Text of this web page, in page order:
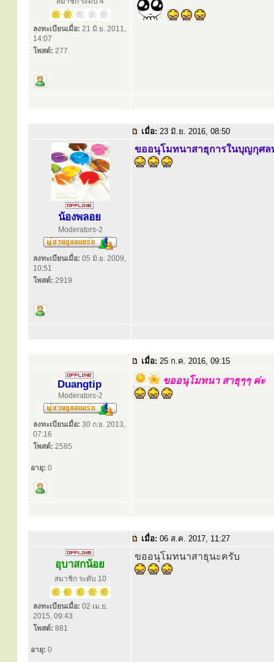
ลงทะเบียนเมื่อ: 21 มิ.ย. 2011,
14:07
โพสต์: 277
เมื่อ: 23 มิ.ย. 2016, 08:50
น้องพลอย
Moderators-2
ลงทะเบียนเมื่อ: 05 มิ.ย. 2009,
10:51
โพสต์: 2919
ขออนุโมทนาสาธุการในบุญกุศล
เมื่อ: 25 ก.ค. 2016, 09:15
Duangtip
Moderators-2
ลงทะเบียนเมื่อ: 30 ก.ย. 2013,
07:16
โพสต์: 2585
อายุ: 0
ขออนุโมทนา สาธุๆๆ ค่ะ
เมื่อ: 06 ส.ค. 2017, 11:27
อุบาสกน้อย
สมาชิก ระดับ 10
ลงทะเบียนเมื่อ: 02 เม.ย.
2015, 09:43
โพสต์: 881
อายุ: 0
ขออนุโมทนาสาธุนะครับ